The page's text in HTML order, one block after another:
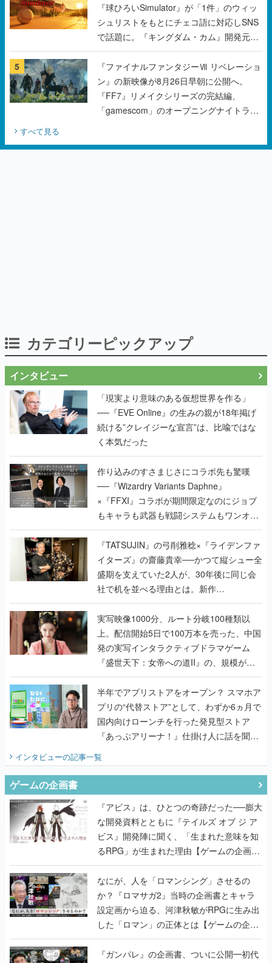
『球ひろいSimulator』が「1件」のウィッ
シュリストをもとにチェコ語に対応しSNS
で話題に。『キングダム・カム』開発元や
チェコのプロ野球選手から称賛の声
5
『ファイナルファンタジーⅦ リベレーショ
ン』の新映像が8月26日早朝に公開へ。
『FF7』リメイクシリーズの完結編、
「gamescom」のオープニングナイトライ
すべて見る
カテゴリーピックアップ
インタビュー
「現実より意味のある仮想世界を作る」
──『EVE Online』の生みの親が18年掲げ
続ける”クレイジーな宣言”は、比喩ではな
く本気だった
作り込みのすさまじさにコラボ先も驚嘆
──『Wizardry Variants Daphne』
×『FFXI』コラボが期間限定なのにジョブ
もキャラも武器も戦闘システムもワンオフ
で作り込まれた理由を両ディレクターに聞
く
『TATSUJIN』の弓削雅稔×『ライデンファ
イターズ』の齋藤貴幸──かつて縦シュー全
盛期を支えていた2人が、30年後に同じ会
社で机を並べる理由とは。新作
『TATSUJIN EXTREME』で初タッグを組
んだレジェンド2人に訊く開発秘話
実写映像1000分、ルート分岐100種類以
上。配信開始5日で100万本を売った、中国
発の実写インタラクティブドラマゲーム
『盛世天下：女帝への道II』の、規模が違
うこだわりをプロデューサーに聞いた
半年でアプリストアをオープン？ スマホア
プリの“代替ストア”として、わずか6ヵ月で
国内向けローンチを行った発見型ストア
『あっぷアリーナ！』仕掛け人に話を聞い
インタビューの記事一覧
ゲームの企画書
『アビス』は、ひとつの奇跡だった──膨大
な開発資料とともに『テイルズ オブ ジ ア
ビス』開発陣に聞く、「生まれた意味を知
るRPG」が生まれた理由【ゲームの企画
書】
なにが、人を「ロマンシング」させるの
か？『ロマサガ2』当時の企画書とキャラ
設定画から迫る、河津秋敏がRPGに生み出
した「ロマン」の正体とは【ゲームの企画
書】
『ガンパレ』の企画書、ついに公開━初代